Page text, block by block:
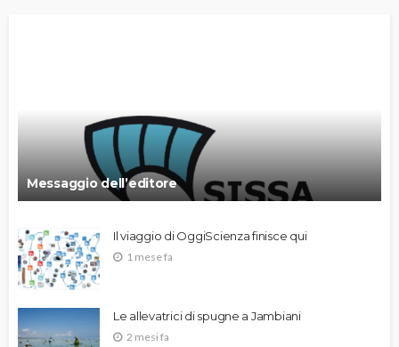
Messaggio dell’editore
Il viaggio di OggiScienza finisce qui
1 mese fa
Le allevatrici di spugne a Jambiani
2 mesi fa